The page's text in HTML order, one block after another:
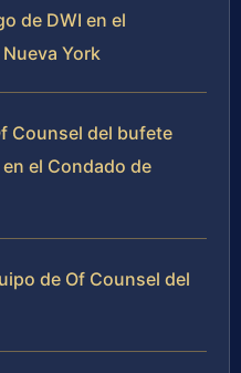
de DWI en el
York
Counsel del bufete
el Condado de
de Of Counsel del